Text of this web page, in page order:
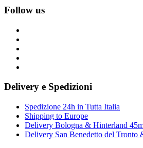
Follow us
Delivery e Spedizioni
Spedizione 24h in Tutta Italia
Shipping to Europe
Delivery Bologna & Hinterland
Delivery San Benedetto del Tronto